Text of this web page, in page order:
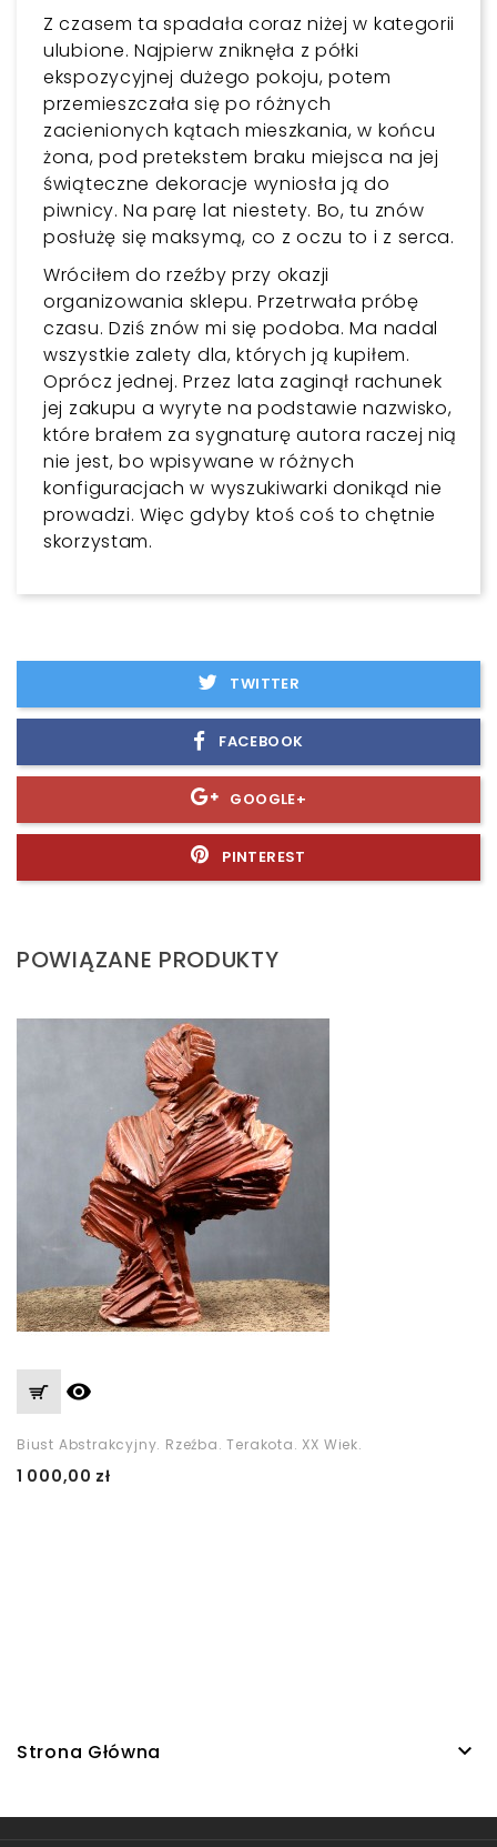
Z czasem ta spadała coraz niżej w kategorii
ulubione. Najpierw zniknęła z półki
ekspozycyjnej dużego pokoju, potem
przemieszczała się po różnych
zacienionych kątach mieszkania, w końcu
żona, pod pretekstem braku miejsca na jej
świąteczne dekoracje wyniosła ją do
piwnicy. Na parę lat niestety. Bo, tu znów
posłużę się maksymą, co z oczu to i z serca.
Wróciłem do rzeźby przy okazji
organizowania sklepu. Przetrwała próbę
czasu. Dziś znów mi się podoba. Ma nadal
wszystkie zalety dla, których ją kupiłem.
Oprócz jednej. Przez lata zaginął rachunek
jej zakupu a wyryte na podstawie nazwisko,
które brałem za sygnaturę autora raczej nią
nie jest, bo wpisywane w różnych
konfiguracjach w wyszukiwarki donikąd nie
prowadzi. Więc gdyby ktoś coś to chętnie
skorzystam.
TWITTER
FACEBOOK
GOOGLE+
PINTEREST
POWIĄZANE PRODUKTY

Biust Abstrakcyjny. Rzeźba. Terakota. XX Wiek.
Cena
1 000,00 zł
Strona Główna 